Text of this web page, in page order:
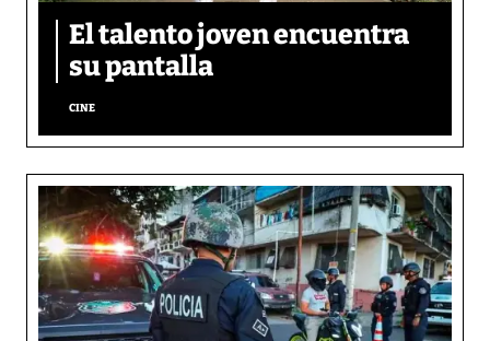
El talento joven encuentra
su pantalla​
CINE